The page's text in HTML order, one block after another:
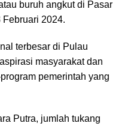
buruh angkut di Pasar
Februari 2024.
terbesar di Pulau
masyarakat dan
pemerintah yang
Putra, jumlah tukang